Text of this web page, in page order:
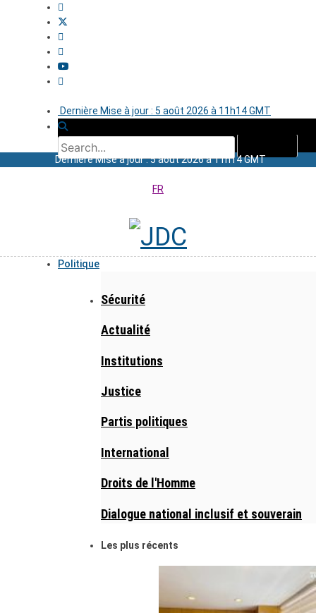
Dernière Mise à jour : 5 août 2026 à 11h14 GMT
Dernière Mise à jour : 5 août 2026 à 11h14 GMT
FR
Politique
Sécurité
Actualité
Institutions
Justice
Partis politiques
International
Droits de l'Homme
Dialogue national inclusif et souverain
Les plus récents